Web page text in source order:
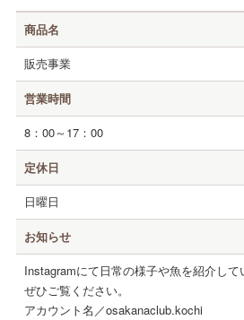
高知の障害のある人がつくる商品・
事業所紹介
商品名
販売事業
営業時間
8：00～17：00
定休日
日曜日
お知らせ
Instagramにて日常の様子や魚を紹介して
ぜひご覧ください。
アカウント名／osakanaclub.kochi